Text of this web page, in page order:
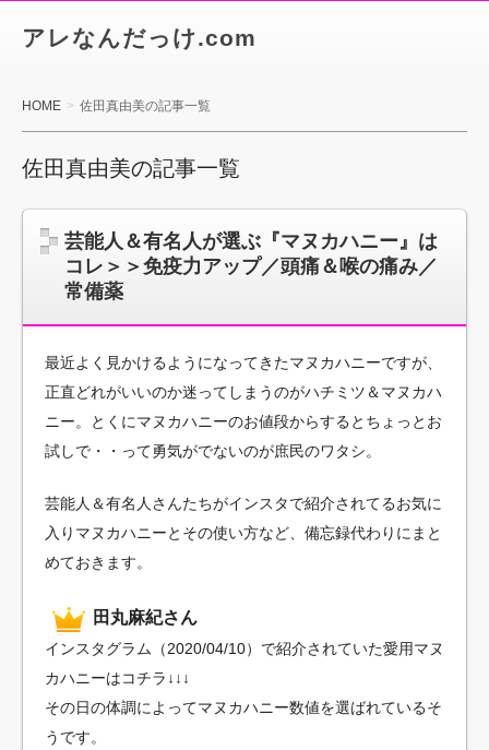
アレなんだっけ.com
HOME 佐田真由美の記事一覧
佐田真由美の記事一覧
芸能人＆有名人が選ぶ『マヌカハニー』は
コレ＞＞免疫力アップ／頭痛＆喉の痛み／
常備薬
最近よく見かけるようになってきたマヌカハニーですが、
正直どれがいいのか迷ってしまうのがハチミツ＆マヌカハ
ニー。とくにマヌカハニーのお値段からするとちょっとお
試しで・・って勇気がでないのが庶民のワタシ。
芸能人＆有名人さんたちがインスタで紹介されてるお気に
入りマヌカハニーとその使い方など、備忘録代わりにまと
めておきます。
田丸麻紀さん
インスタグラム（2020/04/10）で紹介されていた愛用マヌ
カハニーはコチラ↓↓↓
その日の体調によってマヌカハニー数値を選ばれているそ
うです。